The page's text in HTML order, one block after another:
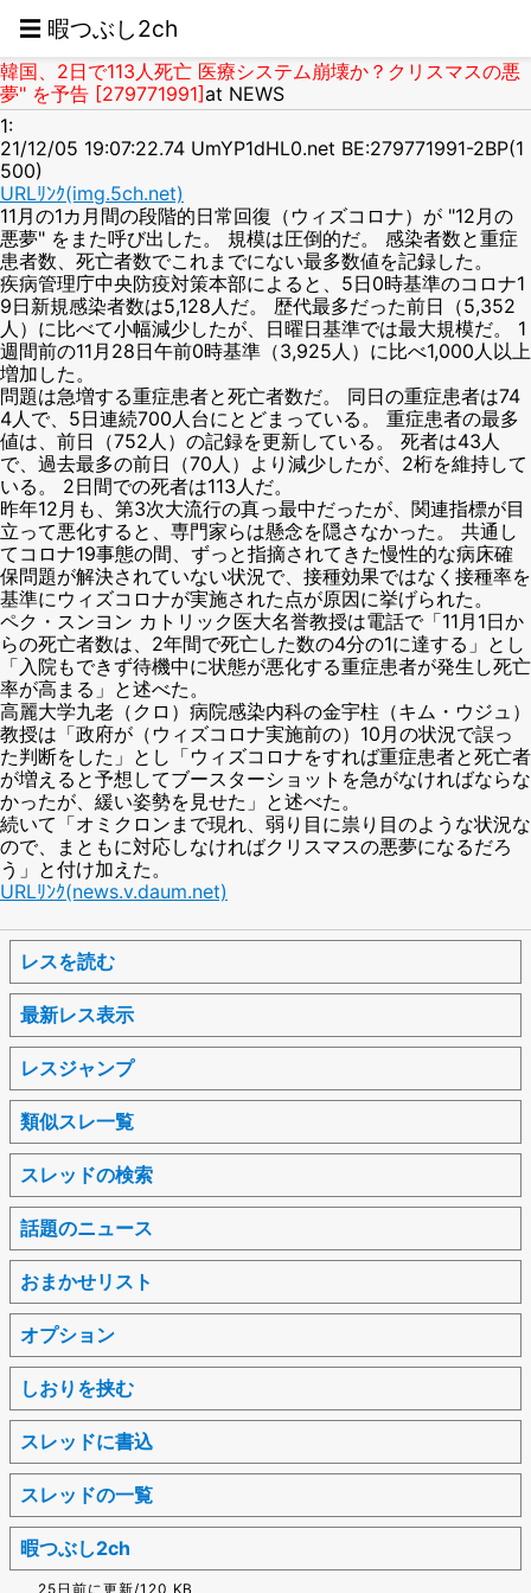
☰ 暇つぶし2ch
韓国、2日で113人死亡 医療システム崩壊か？クリスマスの悪
夢" を予告 [279771991]at NEWS
1:
21/12/05 19:07:22.74 UmYP1dHL0.net BE:279771991-2BP(1
500)
URLﾘﾝｸ(img.5ch.net)
11月の1カ月間の段階的日常回復（ウィズコロナ）が "12月の
悪夢" をまた呼び出した。 規模は圧倒的だ。 感染者数と重症
患者数、死亡者数でこれまでにない最多数値を記録した。
疾病管理庁中央防疫対策本部によると、5日0時基準のコロナ1
9日新規感染者数は5,128人だ。 歴代最多だった前日（5,352
人）に比べて小幅減少したが、日曜日基準では最大規模だ。 1
週間前の11月28日午前0時基準（3,925人）に比べ1,000人以上
増加した。
問題は急増する重症患者と死亡者数だ。 同日の重症患者は74
4人で、5日連続700人台にとどまっている。 重症患者の最多
値は、前日（752人）の記録を更新している。 死者は43人
で、過去最多の前日（70人）より減少したが、2桁を維持して
いる。 2日間での死者は113人だ。
昨年12月も、第3次大流行の真っ最中だったが、関連指標が目
立って悪化すると、専門家らは懸念を隠さなかった。 共通し
てコロナ19事態の間、ずっと指摘されてきた慢性的な病床確
保問題が解決されていない状況で、接種効果ではなく接種率を
基準にウィズコロナが実施された点が原因に挙げられた。
ペク・スンヨン カトリック医大名誉教授は電話で「11月1日か
らの死亡者数は、2年間で死亡した数の4分の1に達する」とし
「入院もできず待機中に状態が悪化する重症患者が発生し死亡
率が高まる」と述べた。
高麗大学九老（クロ）病院感染内科の金宇柱（キム・ウジュ）
教授は「政府が（ウィズコロナ実施前の）10月の状況で誤っ
た判断をした」とし「ウィズコロナをすれば重症患者と死亡者
が増えると予想してブースターショットを急がなければならな
かったが、緩い姿勢を見せた」と述べた。
続いて「オミクロンまで現れ、弱り目に祟り目のような状況な
ので、まともに対応しなければクリスマスの悪夢になるだろ
う」と付け加えた。
URLﾘﾝｸ(news.v.daum.net)
レスを読む
最新レス表示
レスジャンプ
類似スレ一覧
スレッドの検索
話題のニュース
おまかせリスト
オプション
しおりを挟む
スレッドに書込
スレッドの一覧
暇つぶし2ch
25日前に更新/120 KB